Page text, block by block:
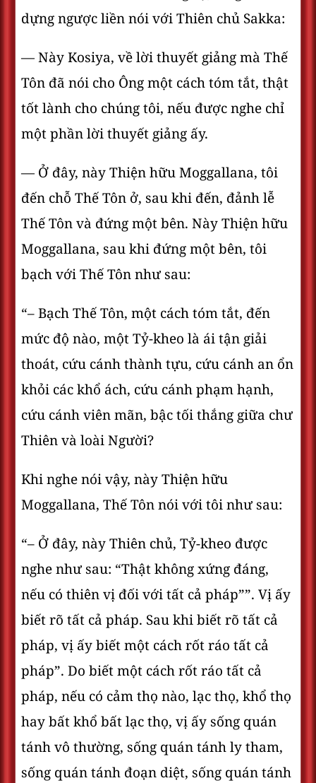
dựng ngược liền nói với Thiên chủ Sakka:
— Này Kosiya, về lời thuyết giảng mà Thế
Tôn đã nói cho Ông một cách tóm tắt, thật
tốt lành cho chúng tôi, nếu được nghe chỉ
một phần lời thuyết giảng ấy.
— Ở đây, này Thiện hữu Moggallana, tôi
đến chỗ Thế Tôn ở, sau khi đến, đảnh lễ
Thế Tôn và đứng một bên. Này Thiện hữu
Moggallana, sau khi đứng một bên, tôi
bạch với Thế Tôn như sau:
“– Bạch Thế Tôn, một cách tóm tắt, đến
mức độ nào, một Tỷ-kheo là ái tận giải
thoát, cứu cánh thành tựu, cứu cánh an ổn
khỏi các khổ ách, cứu cánh phạm hạnh,
cứu cánh viên mãn, bậc tối thắng giữa chư
Thiên và loài Người?
Khi nghe nói vậy, này Thiện hữu
Moggallana, Thế Tôn nói với tôi như sau:
“– Ở đây, này Thiên chủ, Tỷ-kheo được
nghe như sau: “Thật không xứng đáng,
nếu có thiên vị đối với tất cả pháp””. Vị ấy
biết rõ tất cả pháp. Sau khi biết rõ tất cả
pháp, vị ấy biết một cách rốt ráo tất cả
pháp”. Do biết một cách rốt ráo tất cả
pháp, nếu có cảm thọ nào, lạc thọ, khổ thọ
hay bất khổ bất lạc thọ, vị ấy sống quán
tánh vô thường, sống quán tánh ly tham,
sống quán tánh đoạn diệt, sống quán tánh